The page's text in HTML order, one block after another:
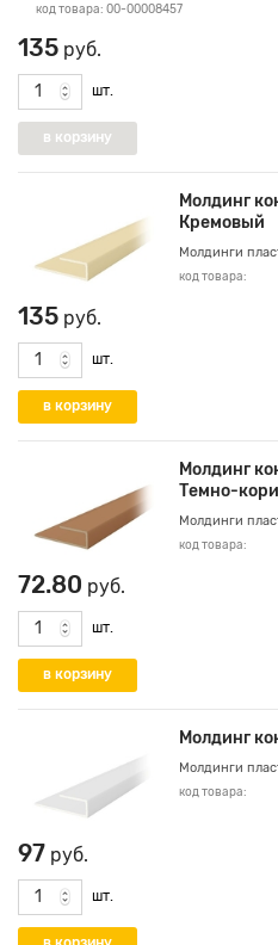
код товара: 00-00008457
135 руб.
шт.
Молдинг
Кремовый
Молдинги
код товара:
135 руб.
шт.
Молдинг
Темно-
Молдинги
код товара:
72.80 руб.
шт.
Молдинг
Молдинги
код товара:
97 руб.
шт.